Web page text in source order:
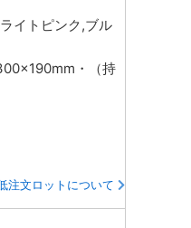
イトピンク,ブル
・（持
注文ロットについて